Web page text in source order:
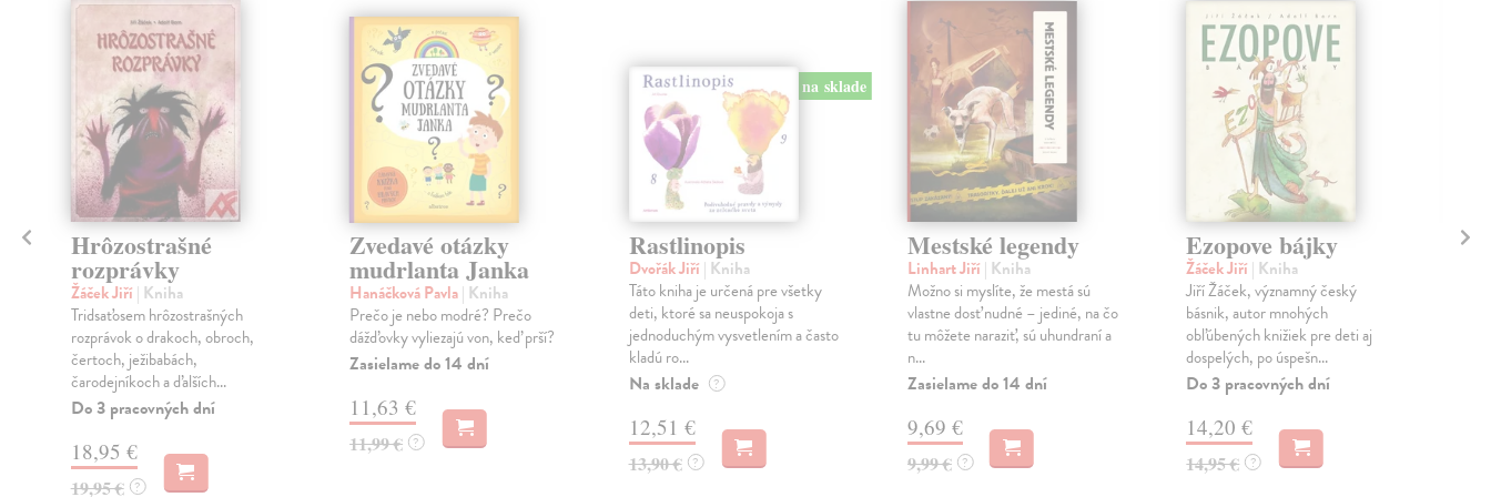
Hrôzostrašné
rozprávky
Žáček Jiří | Kniha
Tridsaťosem hrôzostrašných
rozprávok o drakoch, obroch,
čertoch, ježibabách,
čarodejníkoch a ďalších...
Do 3 pracovných dní
18,95 €
19,95 € ?
Zvedavé otázky
mudrlanta Janka
Hanáčková Pavla| Kniha
Prečo je nebo modré? Prečo
dážďovky vyliezajú von, keď prší?
Zasielame do 14 dní
11,63 €
11,99 € ?
na sklade
Rastlinopis
Dvořák Jiří | Kniha
Táto kniha je určená pre všetky
deti, ktoré sa neuspokoja s
jednoduchým vysvetlením a často
kladú ro...
Na sklade ?
12,51 €
13,90 € ?
Mestské legendy
Linhart Jiří | Kniha
Možno si myslíte, že mestá sú
vlastne dosť nudné – jediné, na čo
tu môžete naraziť, sú uhundraní a
n...
Zasielame do 14 dní
9,69 €
9,99 € ?
Ezopove bájky
Žáček Jiří | Kniha
Jiří Žáček, významný český
básnik, autor mnohých
obľúbených knižiek pre deti aj
dospelých, po úspešn...
Do 3 pracovných dní
14,20 €
14,95 € ?